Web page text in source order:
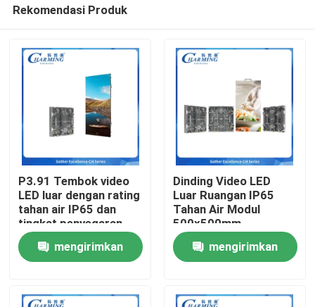
Rumah
Produk
Tampilan VR
Rekomendasi Produk
P3.91 Tembok video
LED luar dengan rating
tahan air IP65 dan
tingkat penyegaran
7680Hz untuk layar
iklan yang dinamis
mengirimkan
Dinding Video LED
Luar Ruangan IP65
Tahan Air Modul
500x500mm
Perawatan Belakang
Ringan 7.9kg Ideal
untuk Panggung Sewa
Ruangan
mengirimkan